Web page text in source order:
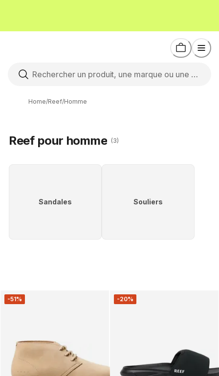
Home/Reef/Homme
Reef pour homme (3)
Sandales Souliers
-51% -20%